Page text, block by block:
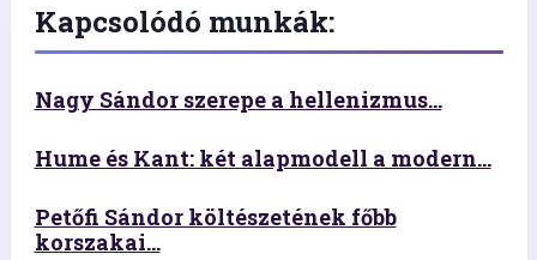
Kapcsolódó munkák:
Nagy Sándor szerepe a hellenizmus...
Hume és Kant: két alapmodell a modern...
Petőfi Sándor költészetének főbb
korszakai...